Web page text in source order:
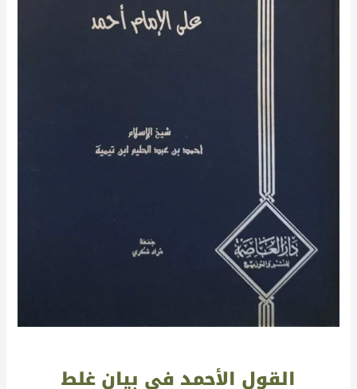
القول الأحمد في بيان غلط
الإمام